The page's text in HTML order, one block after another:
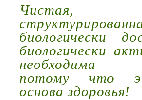
Чистая,
биологически
биологически
необходима
потому что
основа здоровья!